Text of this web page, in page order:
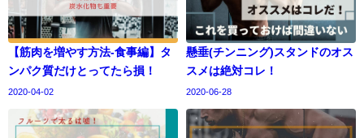
【筋肉を増やす方法-食事編】タ
ンパク質だけとってたら損！
2020-04-02
懸垂(チンニング)スタンドのオス
スメは絶対コレ！
2020-06-28